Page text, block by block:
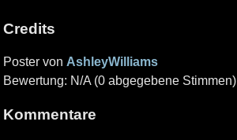
Credits
Poster von AshleyWilliams
Bewertung: N/A (0 abgegebene Stimmen)
Kommentare